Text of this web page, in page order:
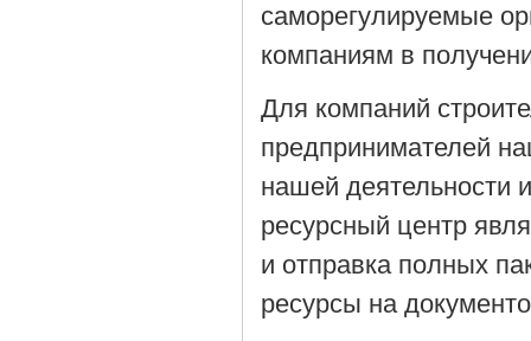
саморегулируемые
компаниям в
Для компаний
предпринимателей
нашей деятельности
ресурсный центр
и отправка полных
ресурсы на